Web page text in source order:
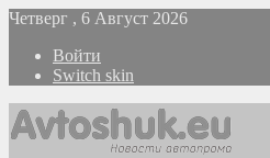
Четверг , 6 Август 2026
Войти
Switch skin